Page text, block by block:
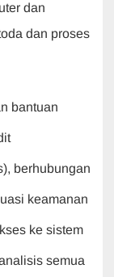
dan
dan proses
bantuan
berhubungan
keamanan
ke sistem
semua